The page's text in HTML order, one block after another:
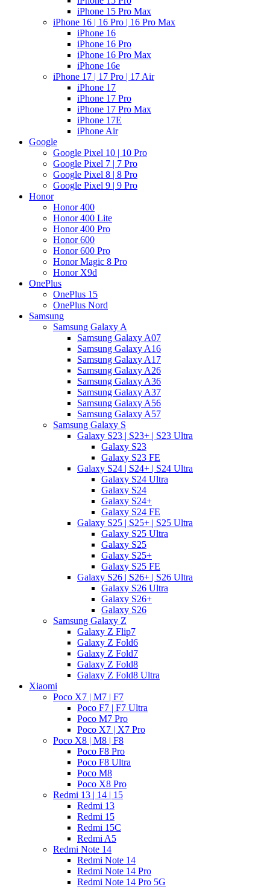
iPhone 15 Pro Max
iPhone 16 | 16 Pro | 16 Pro Max
iPhone 16
iPhone 16 Pro
iPhone 16 Pro Max
iPhone 16e
iPhone 17 | 17 Pro | 17 Air
iPhone 17
iPhone 17 Pro
iPhone 17 Pro Max
iPhone 17E
iPhone Air
Google
Google Pixel 10 | 10 Pro
Google Pixel 7 | 7 Pro
Google Pixel 8 | 8 Pro
Google Pixel 9 | 9 Pro
Honor
Honor 400
Honor 400 Lite
Honor 400 Pro
Honor 600
Honor 600 Pro
Honor Magic 8 Pro
Honor X9d
OnePlus
OnePlus 15
OnePlus Nord
Samsung
Samsung Galaxy A
Samsung Galaxy A07
Samsung Galaxy A16
Samsung Galaxy A17
Samsung Galaxy A26
Samsung Galaxy A36
Samsung Galaxy A37
Samsung Galaxy A56
Samsung Galaxy A57
Samsung Galaxy S
Galaxy S23 | S23+ | S23 Ultra
Galaxy S23
Galaxy S23 FE
Galaxy S24 | S24+ | S24 Ultra
Galaxy S24 Ultra
Galaxy S24
Galaxy S24+
Galaxy S24 FE
Galaxy S25 | S25+ | S25 Ultra
Galaxy S25 Ultra
Galaxy S25
Galaxy S25+
Galaxy S25 FE
Galaxy S26 | S26+ | S26 Ultra
Galaxy S26 Ultra
Galaxy S26+
Galaxy S26
Samsung Galaxy Z
Galaxy Z Flip7
Galaxy Z Fold6
Galaxy Z Fold7
Galaxy Z Fold8
Galaxy Z Fold8 Ultra
Xiaomi
Poco X7 | M7 | F7
Poco F7 | F7 Ultra
Poco M7 Pro
Poco X7 | X7 Pro
Poco X8 | M8 | F8
Poco F8 Pro
Poco F8 Ultra
Poco M8
Poco X8 Pro
Redmi 13 | 14 | 15
Redmi 13
Redmi 15
Redmi 15C
Redmi A5
Redmi Note 14
Redmi Note 14
Redmi Note 14 Pro
Redmi Note 14 Pro 5G